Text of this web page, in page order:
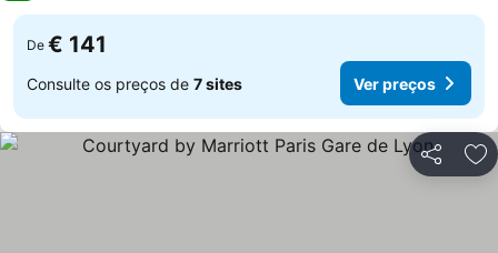
De € 141
Consulte os preços de 7 sites Ver preços
Partilhar